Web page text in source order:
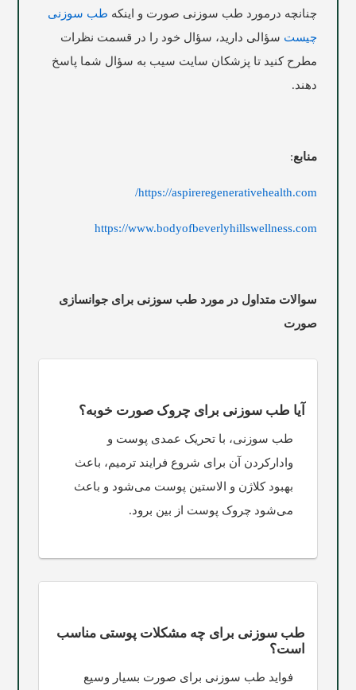
چنانچه درمورد طب سوزنی صورت و اینکه طب سوزنی
چیست سؤالی دارید، سؤال خود را در قسمت نظرات
مطرح کنید تا پزشکان سایت سیب به سؤال شما پاسخ
دهند.
منابع:
https://aspireregenerativehealth.com/
https://www.bodyofbeverlyhillswellness.com
سوالات متداول در مورد طب سوزنی برای جوانسازی
صورت
آیا طب سوزنی برای چروک صورت خوبه؟
طب سوزنی، با تحریک عمدی پوست و
وادارکردن آن برای شروع فرایند ترمیم، باعث
بهبود کلاژن و الاستین پوست می‌شود و باعث
می‌شود چروک پوست از بین برود.
طب سوزنی برای چه مشکلات پوستی مناسب
است؟
فواید طب سوزنی برای صورت بسیار وسیع